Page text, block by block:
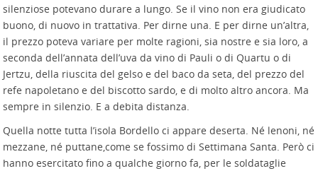
silenziose potevano durare a lungo. Se il vino non era giudicato
buono, di nuovo in trattativa. Per dirne una. E per dirne un’altra,
il prezzo poteva variare per molte ragioni, sia nostre e sia loro, a
seconda dell’annata dell’uva da vino di Pauli o di Quartu o di
Jertzu, della riuscita del gelso e del baco da seta, del prezzo del
refe napoletano e del biscotto sardo, e di molto altro ancora. Ma
sempre in silenzio. E a debita distanza.
Quella notte tutta l’isola Bordello ci appare deserta. Né lenoni, né
mezzane, né puttane,come se fossimo di Settimana Santa. Però ci
hanno esercitato fino a qualche giorno fa, per le soldataglie